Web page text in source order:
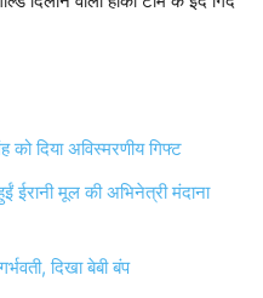
दिया अविस्मरणीय गिफ्ट
मूल की अभिनेत्री मंदाना
दिखा बेबी बंप